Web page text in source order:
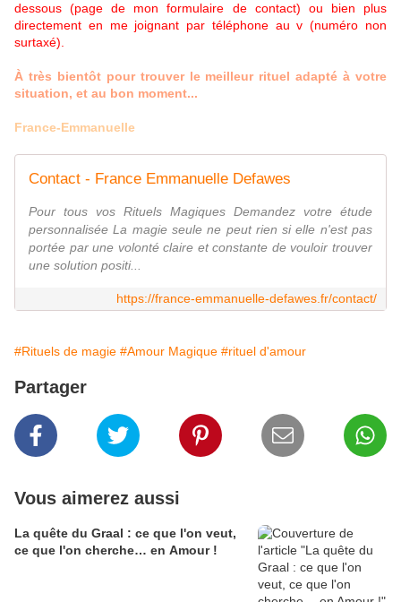
dessous (page de mon formulaire de contact) ou bien plus
directement en me joignant par téléphone au v (numéro non
surtaxé).
À très bientôt pour trouver le meilleur rituel adapté à votre
situation, et au bon moment...
France-Emmanuelle
Contact - France Emmanuelle Defawes
Pour tous vos Rituels Magiques Demandez votre étude
personnalisée La magie seule ne peut rien si elle n'est pas
portée par une volonté claire et constante de vouloir trouver
une solution positi...
https://france-emmanuelle-defawes.fr/contact/
#Rituels de magie #Amour Magique #rituel d'amour
Partager
Vous aimerez aussi
La quête du Graal : ce que l'on veut,
ce que l'on cherche… en Amour !